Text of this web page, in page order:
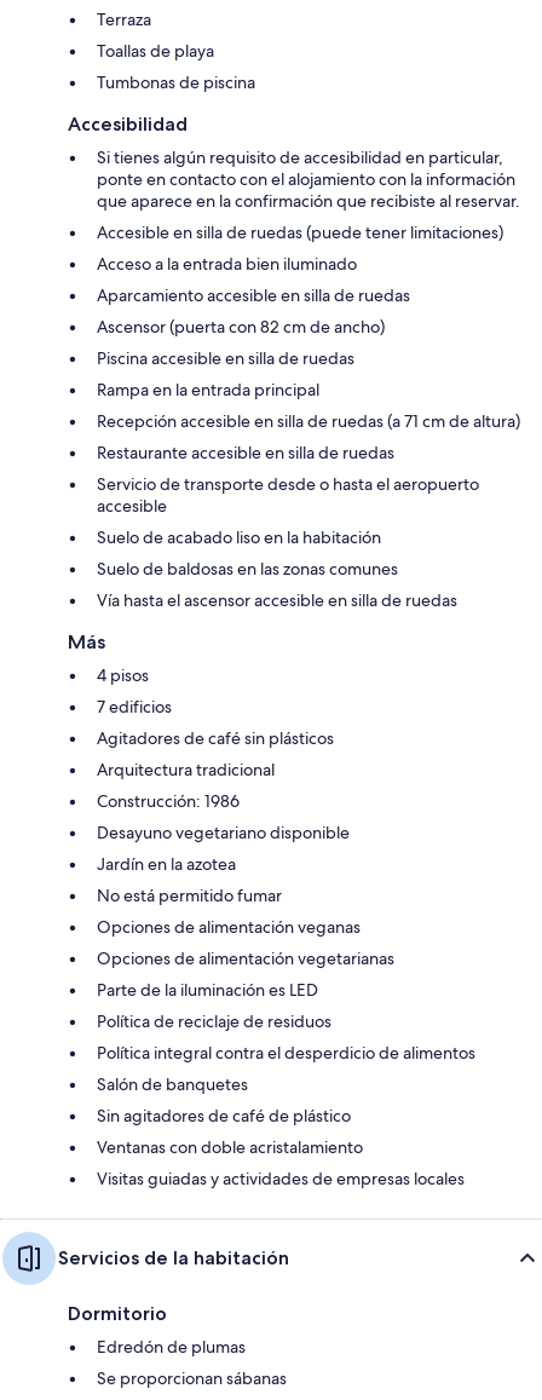
Terraza
Toallas de playa
Tumbonas de piscina
Accesibilidad
Si tienes algún requisito de accesibilidad en particular,
ponte en contacto con el alojamiento con la información
que aparece en la confirmación que recibiste al reservar.
Accesible en silla de ruedas (puede tener limitaciones)
Acceso a la entrada bien iluminado
Aparcamiento accesible en silla de ruedas
Ascensor (puerta con 82 cm de ancho)
Piscina accesible en silla de ruedas
Rampa en la entrada principal
Recepción accesible en silla de ruedas (a 71 cm de altura)
Restaurante accesible en silla de ruedas
Servicio de transporte desde o hasta el aeropuerto
accesible
Suelo de acabado liso en la habitación
Suelo de baldosas en las zonas comunes
Vía hasta el ascensor accesible en silla de ruedas
Más
4 pisos
7 edificios
Agitadores de café sin plásticos
Arquitectura tradicional
Construcción: 1986
Desayuno vegetariano disponible
Jardín en la azotea
No está permitido fumar
Opciones de alimentación veganas
Opciones de alimentación vegetarianas
Parte de la iluminación es LED
Política de reciclaje de residuos
Política integral contra el desperdicio de alimentos
Salón de banquetes
Sin agitadores de café de plástico
Ventanas con doble acristalamiento
Visitas guiadas y actividades de empresas locales
Servicios de la habitación
Dormitorio
Edredón de plumas
Se proporcionan sábanas